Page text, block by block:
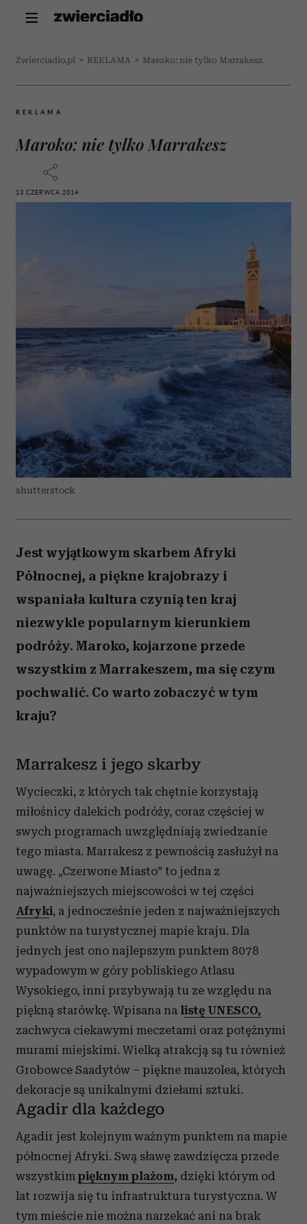
Zwierciadlo.pl > REKLAMA > Maroko: nie tylko Marrakesz
REKLAMA
Maroko: nie tylko Marrakesz
13 CZERWCA 2014
shutterstock
Jest wyjątkowym skarbem Afryki
Północnej, a piękne krajobrazy i
wspaniała kultura czynią ten kraj
niezwykle popularnym kierunkiem
podróży. Maroko, kojarzone przede
wszystkim z Marrakeszem, ma się czym
pochwalić. Co warto zobaczyć w tym
kraju?
Marrakesz i jego skarby
Wycieczki, z których tak chętnie korzystają
miłośnicy dalekich podróży, coraz częściej w
swych programach uwzględniają zwiedzanie
tego miasta. Marrakesz z pewnością zasłużył na
uwagę. „Czerwone Miasto” to jedna z
najważniejszych miejscowości w tej części
Afryki, a jednocześnie jeden z najważniejszych
punktów na turystycznej mapie kraju. Dla
jednych jest ono najlepszym punktem 8078
wypadowym w góry pobliskiego Atlasu
Wysokiego, inni przybywają tu ze względu na
piękną starówkę. Wpisana na listę UNESCO,
zachwyca ciekawymi meczetami oraz potężnymi
murami miejskimi. Wielką atrakcją są tu również
Grobowce Saadytów – piękne mauzolea, których
dekoracje są unikalnymi dziełami sztuki.
Agadir dla każdego
Agadir jest kolejnym ważnym punktem na mapie
północnej Afryki. Swą sławę zawdzięcza przede
wszystkim pięknym plażom, dzięki którym od
lat rozwija się tu infrastruktura turystyczna. W
tym mieście nie można narzekać ani na brak